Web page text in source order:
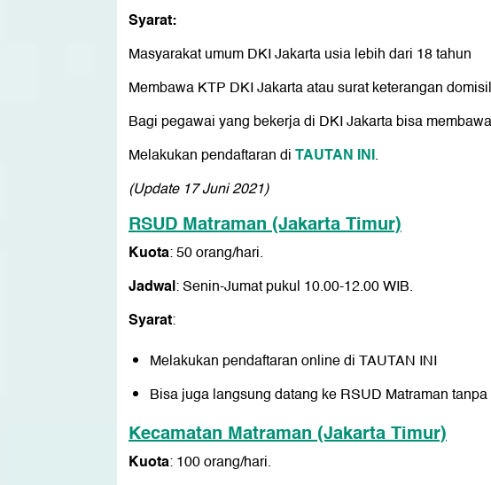
Syarat:
Masyarakat umum DKI Jakarta usia lebih dari 18 tahun
Membawa KTP DKI Jakarta atau surat keterangan
Bagi pegawai yang bekerja di DKI Jakarta bisa
Melakukan pendaftaran diTAUTAN INI.
(Update 17 Juni 2021)
RSUD Matraman (Jakarta Timur)
Kuota: 50 orang/hari.
Jadwal: Senin-Jumat pukul 10.00-12.00 WIB.
Syarat:
Melakukan pendaftaran online diTAUTAN INI
Bisa juga langsung datang ke RSUD Matraman
Kecamatan Matraman (Jakarta Timur)
Kuota: 100 orang/hari.